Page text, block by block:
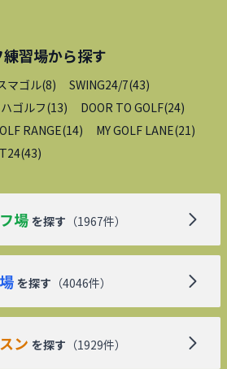
習場から探す
マゴル(8) SWING24/7(43)
ゴルフ(13) DOOR TO GOLF(24)
RANGE(14) MY GOLF LANE(21 )
(43)
場 を探す （1967件）
を探す （4046件）
ン を探す （1929件）